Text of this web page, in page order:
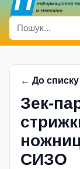
← До
Зек-
СИЗО